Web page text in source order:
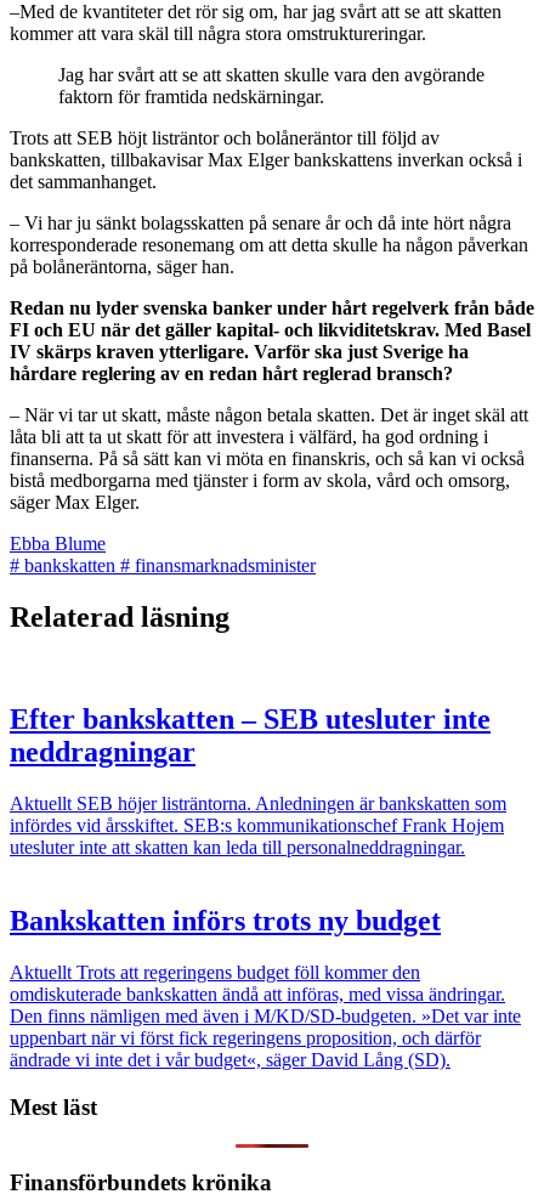
–Med de kvantiteter det rör sig om, har jag svårt att se att skatten
kommer att vara skäl till några stora omstruktureringar.
Jag har svårt att se att skatten skulle vara den avgörande
faktorn för framtida nedskärningar.
Trots att SEB höjt listräntor och bolåneräntor till följd av
bankskatten, tillbakavisar Max Elger bankskattens inverkan också i
det sammanhanget.
– Vi har ju sänkt bolagsskatten på senare år och då inte hört några
korresponderade resonemang om att detta skulle ha någon påverkan
på bolåneräntorna, säger han.
Redan nu lyder svenska banker under hårt regelverk från både
FI och EU när det gäller kapital- och likviditetskrav. Med Basel
IV skärps kraven ytterligare. Varför ska just Sverige ha
hårdare reglering av en redan hårt reglerad bransch?
– När vi tar ut skatt, måste någon betala skatten. Det är inget skäl att
låta bli att ta ut skatt för att investera i välfärd, ha god ordning i
finanserna. På så sätt kan vi möta en finanskris, och så kan vi också
bistå medborgarna med tjänster i form av skola, vård och omsorg,
säger Max Elger.
Ebba Blume
# bankskatten # finansmarknadsminister
Relaterad läsning
Efter bankskatten – SEB utesluter inte
neddragningar
Aktuellt SEB höjer listräntorna. Anledningen är bankskatten som
infördes vid årsskiftet. SEB:s kommunikationschef Frank Hojem
utesluter inte att skatten kan leda till personalneddragningar.
Bankskatten införs trots ny budget
Aktuellt Trots att regeringens budget föll kommer den
omdiskuterade bankskatten ändå att införas, med vissa ändringar.
Den finns nämligen med även i M/KD/SD-budgeten. »Det var inte
uppenbart när vi först fick regeringens proposition, och därför
ändrade vi inte det i vår budget«, säger David Lång (SD).
Mest läst
Finansförbundets krönika